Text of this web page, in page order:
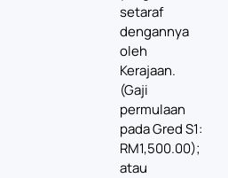
setaraf
dengannya
oleh
Kerajaan.
(Gaji
permulaan
pada Gred S1:
RM1,500.00);
atau